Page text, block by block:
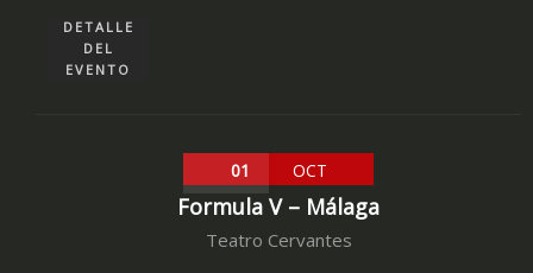
DETALLE
DEL
EVENTO
01 OCT
Formula V – Málaga
Teatro Cervantes